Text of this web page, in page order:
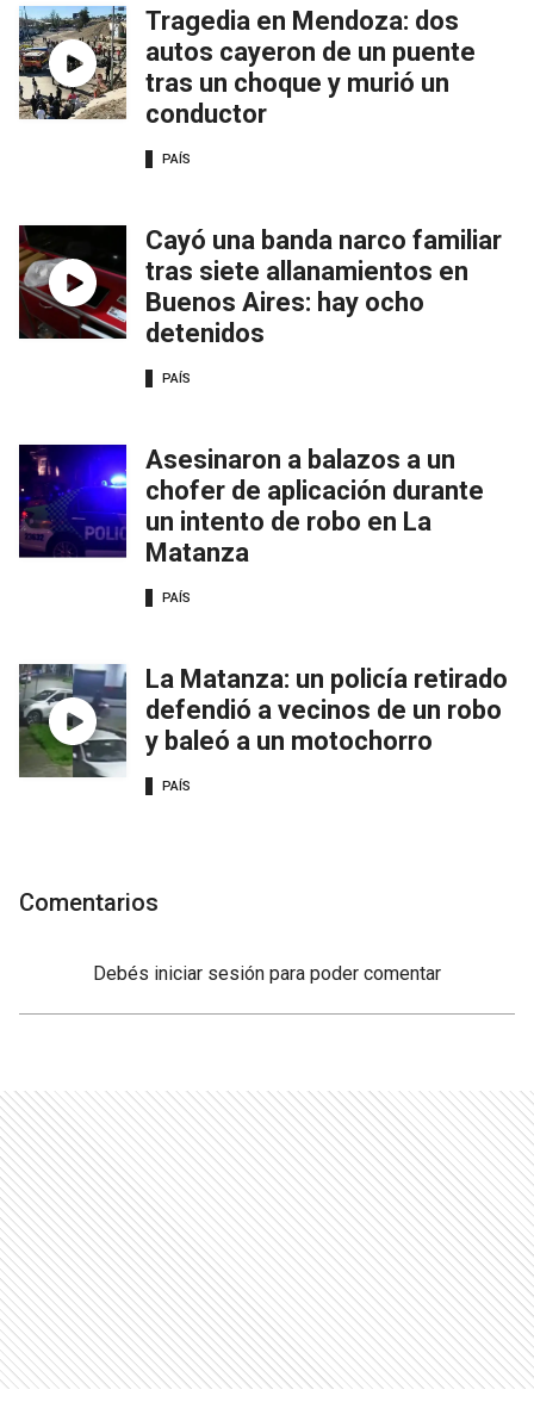
Tragedia en Mendoza: dos
autos cayeron de un puente
tras un choque y murió un
conductor
PAÍS
Cayó una banda narco familiar
tras siete allanamientos en
Buenos Aires: hay ocho
detenidos
PAÍS
Asesinaron a balazos a un
chofer de aplicación durante
un intento de robo en La
Matanza
PAÍS
La Matanza: un policía retirado
defendió a vecinos de un robo
y baleó a un motochorro
PAÍS
Comentarios
Debés iniciar sesión para poder comentar